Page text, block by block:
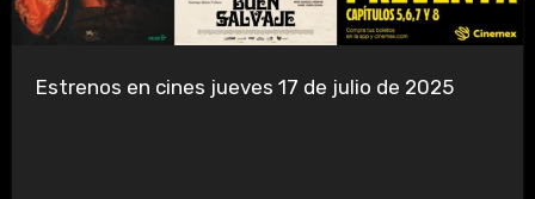
Estrenos en cines jueves 17 de julio de 2025